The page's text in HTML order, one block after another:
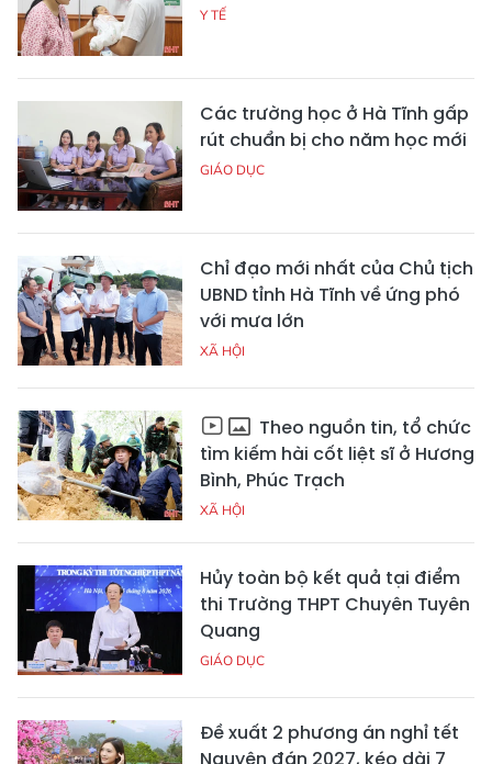
Y TẾ
Các trường học ở Hà Tĩnh gấp
rút chuẩn bị cho năm học mới
GIÁO DỤC
Chỉ đạo mới nhất của Chủ tịch
UBND tỉnh Hà Tĩnh về ứng phó
với mưa lớn
XÃ HỘI
Theo nguồn tin, tổ chức
tìm kiếm hài cốt liệt sĩ ở Hương
Bình, Phúc Trạch
XÃ HỘI
Hủy toàn bộ kết quả tại điểm
thi Trường THPT Chuyên Tuyên
Quang
GIÁO DỤC
Đề xuất 2 phương án nghỉ tết